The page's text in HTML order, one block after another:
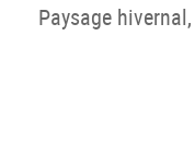
Paysage